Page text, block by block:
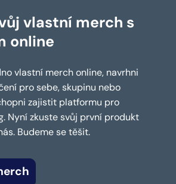
vlastní merch s
online
vlastní merch online, navrhni
pro sebe, skupinu nebo
zajistit platformu pro
Nyní zkuste svůj první produkt
Budeme se těšit.